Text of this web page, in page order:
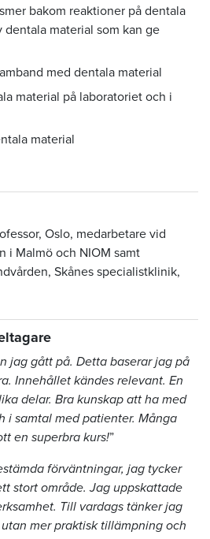
bakom reaktioner på dentala
dentala material som kan ge
med dentala material
material på laboratoriet och i
material
Oslo, medarbetare vid
i Malmö och NIOM samt
Skånes specialistklinik,
jag gått på. Detta baserar jag på
Innehållet kändes relevant. En
delar. Bra kunskap att ha med
i samtal med patienter. Många
en superbra kurs!”
förväntningar, jag tycker
stort område. Jag uppskattade
Till vardags tänker jag
mer praktisk tillämpning och